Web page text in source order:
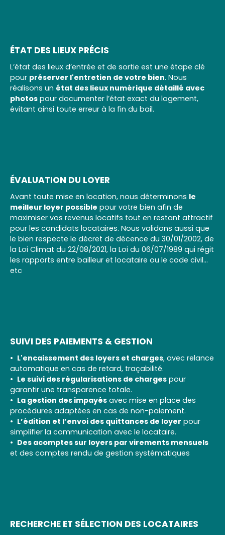
ÉTAT DES LIEUX PRÉCIS
L’état des lieux d’entrée et de sortie est une étape clé
pour préserver l'entretien de votre bien. Nous
réalisons un état des lieux numérique détaillé avec
photos pour documenter l’état exact du logement,
évitant ainsi toute erreur à la fin du bail.
ÉVALUATION DU LOYER
Avant toute mise en location, nous déterminons le
meilleur loyer possible pour votre bien afin de
maximiser vos revenus locatifs tout en restant attractif
pour les candidats locataires. Nous validons aussi que
le bien respecte le décret de décence du 30/01/2002, de
la Loi Climat du 22/08/2021, la Loi du 06/07/1989 qui régit
les rapports entre bailleur et locataire ou le code civil...
etc
SUIVI DES PAIEMENTS & GESTION
L'encaissement des loyers et charges, avec relance
automatique en cas de retard, traçabilité.
Le suivi des régularisations de charges pour
garantir une transparence totale.
La gestion des impayés avec mise en place des
procédures adaptées en cas de non-paiement.
L’édition et l’envoi des quittances de loyer pour
simplifier la communication avec le locataire.
Des acomptes sur loyers par virements mensuels
et des comptes rendu de gestion systématiques
RECHERCHE ET SÉLECTION DES LOCATAIRES